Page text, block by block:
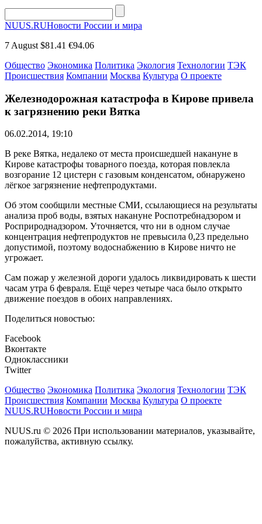
NUUS.RUНовости России и мира
7 August $81.41 €94.06
Общество Экономика Политика Экология Технологии ТЭК
Происшествия Компании Москва Культура О проекте
Железнодорожная катастрофа в Кирове привела
к загрязнению реки Вятка
06.02.2014, 19:10
В реке Вятка, недалеко от места происшедшей накануне в
Кирове катастрофы товарного поезда, которая повлекла
возгорание 12 цистерн с газовым конденсатом, обнаружено
лёгкое загрязнение нефтепродуктами.
Об этом сообщили местные СМИ, ссылающиеся на результаты
анализа проб воды, взятых накануне Роспотребнадзором и
Росприроднадзором. Уточняется, что ни в одном случае
концентрация нефтепродуктов не превысила 0,23 предельно
допустимой, поэтому водоснабжению в Кирове ничто не
угрожает.
Сам пожар у железной дороги удалось ликвидировать к шести
часам утра 6 февраля. Ещё через четыре часа было открыто
движение поездов в обоих направлениях.
Поделиться новостью:
Facebook
Вконтакте
Одноклассники
Twitter
Общество Экономика Политика Экология Технологии ТЭК
Происшествия Компании Москва Культура О проекте
NUUS.RUНовости России и мира
NUUS.ru © 2026 При использовании материалов, указывайте,
пожалуйства, активную ссылку.